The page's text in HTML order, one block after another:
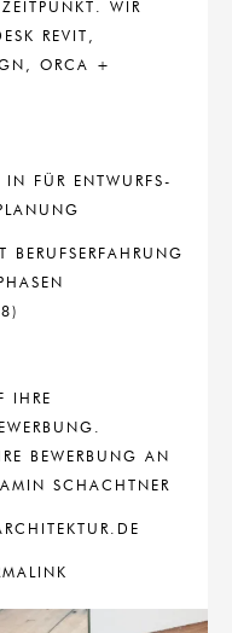
WIR
REVIT,
ORCA +
FÜR ENTWURFS-
IHRE
BEWERBUNG AN
SCHACHTNER